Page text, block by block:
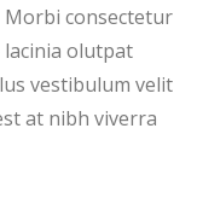
consectetur
lacinia olutpat
vestibulum velit
at nibh viverra